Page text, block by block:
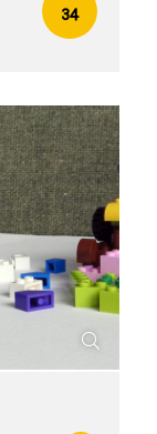
34